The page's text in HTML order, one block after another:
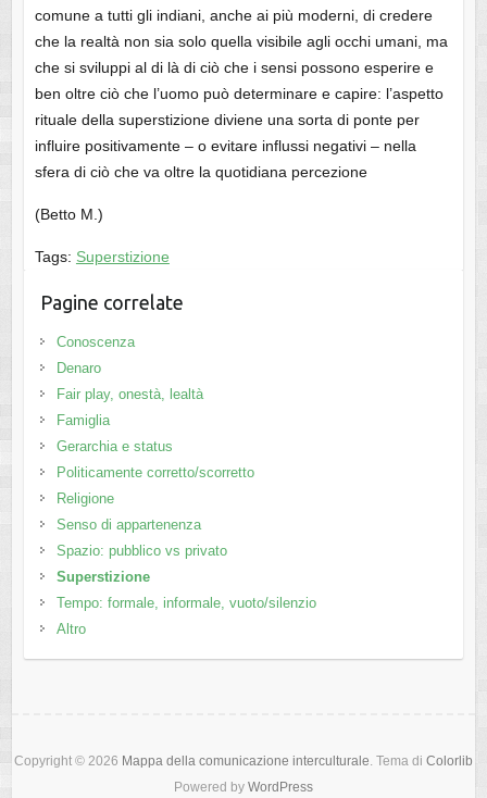
comune a tutti gli indiani, anche ai più moderni, di credere
che la realtà non sia solo quella visibile agli occhi umani, ma
che si sviluppi al di là di ciò che i sensi possono esperire e
ben oltre ciò che l’uomo può determinare e capire: l’aspetto
rituale della superstizione diviene una sorta di ponte per
influire positivamente – o evitare influssi negativi – nella
sfera di ciò che va oltre la quotidiana percezione
(Betto M.)
Tags: Superstizione
Pagine correlate
Conoscenza
Denaro
Fair play, onestà, lealtà
Famiglia
Gerarchia e status
Politicamente corretto/scorretto
Religione
Senso di appartenenza
Spazio: pubblico vs privato
Superstizione
Tempo: formale, informale, vuoto/silenzio
Altro
Copyright © 2026 Mappa della comunicazione interculturale. Tema di Colorlib
Powered by WordPress